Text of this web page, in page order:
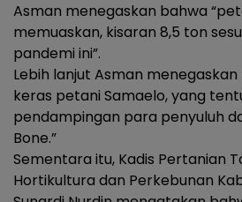
Asman menegaskan bahwa
memuaskan, kisaran 8,5 ton
pandemi ini”.
Lebih lanjut Asman
keras petani Samaelo, yang
pendampingan para penyuluh
Bone.”
Sementara itu, Kadis Pertanian
Hortikultura dan Perkebunan